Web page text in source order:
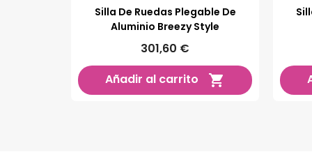
Silla De Ruedas Plegable De
Aluminio Breezy Style
301,60 €
Añadir al carrito
